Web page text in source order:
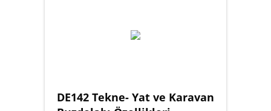
DE142 Tekne- Yat ve Karavan